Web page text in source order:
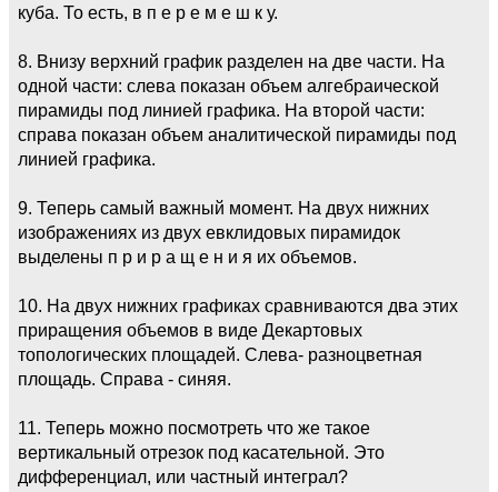
куба. То есть, в п е р е м е ш к у.
8. Внизу верхний график разделен на две части. На
одной части: слева показан объем алгебраической
пирамиды под линией графика. На второй части:
справа показан объем аналитической пирамиды под
линией графика.
9. Теперь самый важный момент. На двух нижних
изображениях из двух евклидовых пирамидок
выделены п р и р а щ е н и я их объемов.
10. На двух нижних графиках сравниваются два этих
приращения объемов в виде Декартовых
топологических площадей. Слева- разноцветная
площадь. Справа - синяя.
11. Теперь можно посмотреть что же такое
вертикальный отрезок под касательной. Это
дифференциал, или частный интеграл?